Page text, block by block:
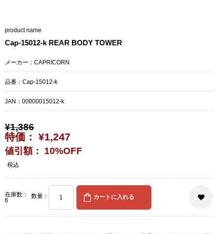
product name
Cap-15012-k REAR BODY TOWER
メーカー：CAPRICORN
品番：Cap-15012-k
JAN： 00000015012-k
¥1,386
特価： ¥1,247
値引額： 10%OFF
税込
在庫数：
6
数量：